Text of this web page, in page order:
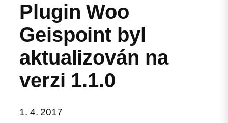
Plugin Woo
Geispoint byl
aktualizován na
verzi 1.1.0
1. 4. 2017